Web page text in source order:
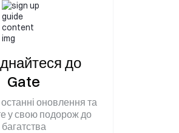
до
Gate
оновлення та
у свою подорож до
багатства